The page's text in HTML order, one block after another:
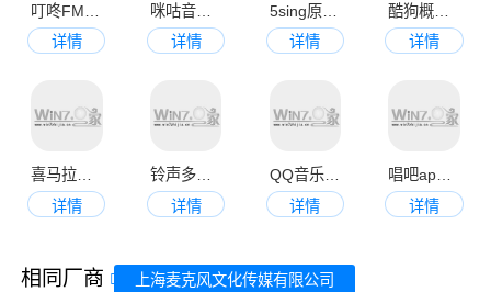
详情
咪咕音乐官网手机版
详情
详情
详情
喜马拉雅最新版本
详情
铃声多多手机铃声最新版
详情
QQ音乐免费app官方版
详情
唱吧app手机版
详情
相同厂商 上海麦克风文化传媒有限公司